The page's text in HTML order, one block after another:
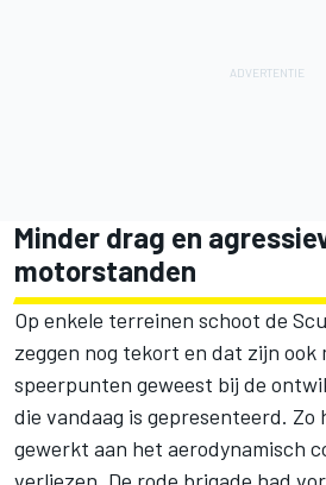
Minder drag en
motorstanden
Op enkele terreinen schoot de
zeggen nog tekort en dat zijn ook
speerpunten geweest bij de
die vandaag is gepresenteerd.
gewerkt aan het aerodynamisch